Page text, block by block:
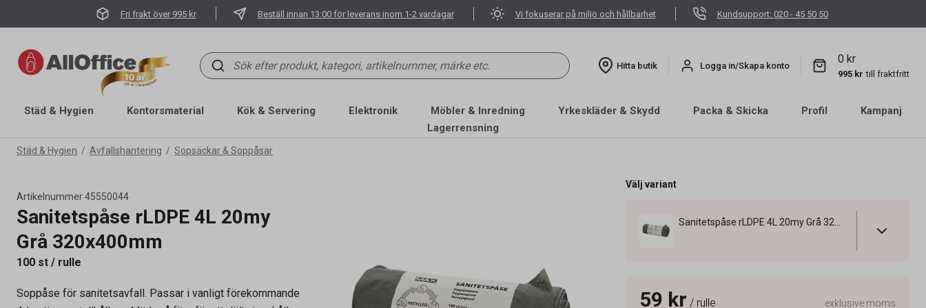
Fri frakt över 995 kr Beställ innan 13:00 för leverans inom 1-2 vardagar Vi fokuserar på miljö och hållbarhet Kundsupport: 020 - 45 50 50
Hitta butik Logga in/Skapa konto
0 kr
995 kr till fraktfritt
Städ & Hygien Kontorsmaterial Kök & Servering Elektronik Möbler & Inredning Yrkeskläder & Skydd Packa & Skicka Profil
Kampanj
Lagerrensning
Städ & Hygien Avfallshantering Sopsäckar & Soppåsar
Artikelnummer45550044
Sanitetspåse rLDPE 4L 20my
Grå 320x400mm
100 st / rulle
Soppåse för sanitetsavfall. Passar i vanligt förekommande
Artikelnummer 45550044
Volym
1113575,300114
Välj variant
59 kr / rulle exklusive moms